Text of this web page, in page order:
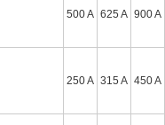
500 A 625 A 900 A
250 A 315 A 450 A